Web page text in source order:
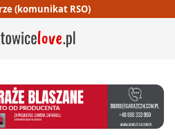
(komunikat RSO)